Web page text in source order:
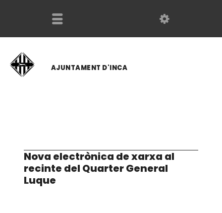
AJUNTAMENT D'INCA
Nova electrònica de xarxa al
recinte del Quarter General
Luque